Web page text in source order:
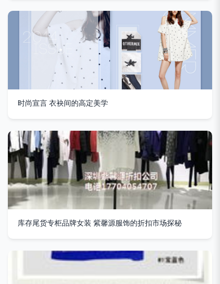
时尚宣言 衣袂间的高定美学
库存尾货专柜品牌女装 紫馨源服饰的折扣市场探秘